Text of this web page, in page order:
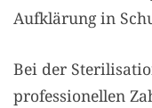
Aufklärung in
Bei der
professionellen